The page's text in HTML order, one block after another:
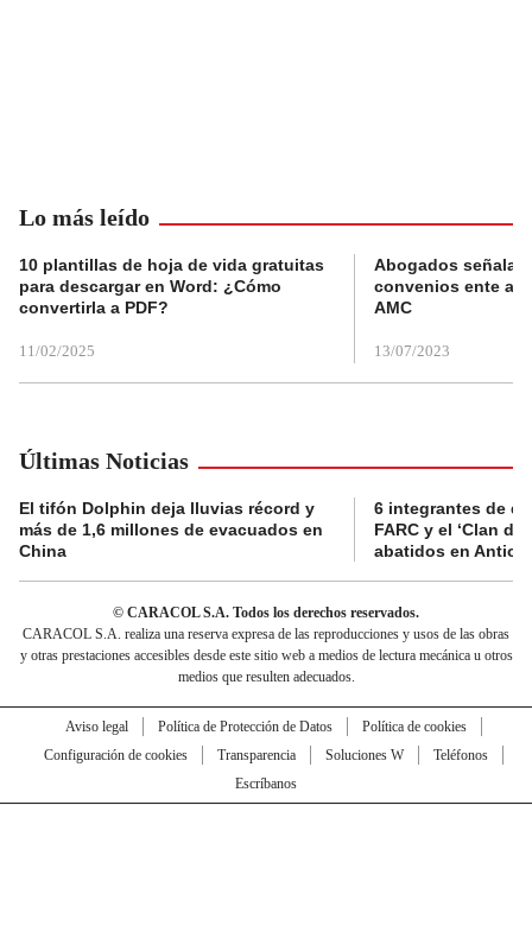
Lo más leído
10 plantillas de hoja de vida gratuitas
para descargar en Word: ¿Cómo
convertirla a PDF?
11/02/2025
Abogados
convenios ente
AMC
13/07/2023
Últimas Noticias
El tifón Dolphin deja lluvias récord y
más de 1,6 millones de evacuados en
China
6 integrantes de
FARC y el ‘Clan
abatidos en
© CARACOL S.A. Todos los derechos reservados.
CARACOL S.A. realiza una reserva expresa de las reproducciones y usos de las obras
y otras prestaciones accesibles desde este sitio web a medios de lectura mecánica u otros
medios que resulten adecuados.
Aviso legal Política de Protección de Datos
Política de cookies
Configuración de cookies
Transparencia Soluciones W
Teléfonos
Escríbanos